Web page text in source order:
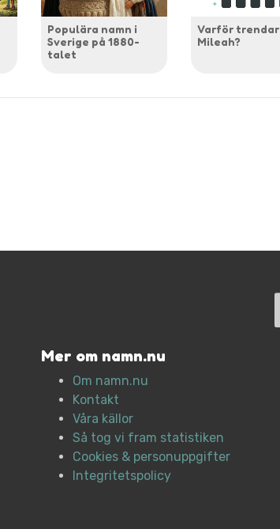
Populära namn i
Sverige på 1880-
talet
Varför trendar
Mileah?
Mer om namn.nu
Om namn.nu
Kontakt
Våra källor
Så tog vi fram statistiken
Cookies & personuppgifter
Integritetspolicy